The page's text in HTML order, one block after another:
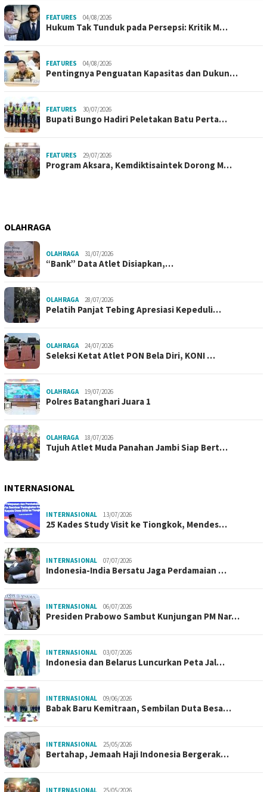
FEATURES 04/08/2026
Hukum Tak Tunduk pada Persepsi: Kritik M…
FEATURES 04/08/2026
Pentingnya Penguatan Kapasitas dan Dukun…
FEATURES 30/07/2026
Bupati Bungo Hadiri Peletakan Batu Perta…
FEATURES 29/07/2026
Program Aksara, Kemdiktisaintek Dorong M…
OLAHRAGA
OLAHRAGA 31/07/2026
“Bank” Data Atlet Disiapkan,…
OLAHRAGA 28/07/2026
Pelatih Panjat Tebing Apresiasi Kepeduli…
OLAHRAGA 24/07/2026
Seleksi Ketat Atlet PON Bela Diri, KONI …
OLAHRAGA 19/07/2026
Polres Batanghari Juara 1
OLAHRAGA 18/07/2026
Tujuh Atlet Muda Panahan Jambi Siap Bert…
INTERNASIONAL
INTERNASIONAL 13/07/2026
25 Kades Study Visit ke Tiongkok, Mendes…
INTERNASIONAL 07/07/2026
Indonesia-India Bersatu Jaga Perdamaian …
INTERNASIONAL 06/07/2026
Presiden Prabowo Sambut Kunjungan PM Nar…
INTERNASIONAL 03/07/2026
Indonesia dan Belarus Luncurkan Peta Jal…
INTERNASIONAL 09/06/2026
Babak Baru Kemitraan, Sembilan Duta Besa…
INTERNASIONAL 25/05/2026
Bertahap, Jemaah Haji Indonesia Bergerak…